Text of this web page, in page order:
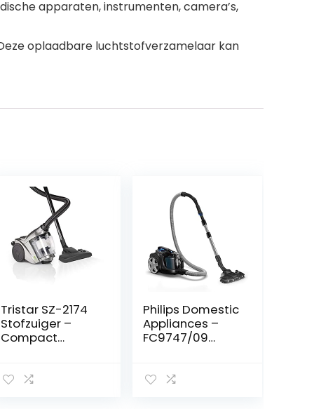
apparaten, instrumenten, camera’s,
oplaadbare luchtstofverzamelaar kan
Tristar SZ-2174
Stofzuiger –
Compact
Philips Domestic
Appliances –
FC9747/09
Stofzuiger